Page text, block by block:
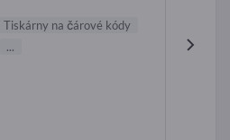
Tiskárny na čárové kódy
...